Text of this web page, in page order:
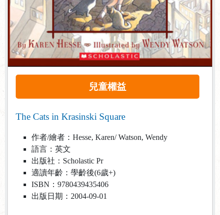
兒童權益
The Cats in Krasinski Square
作者/繪者：Hesse, Karen/ Watson, Wendy
語言：英文
出版社：Scholastic Pr
適讀年齡：學齡後(6歲+)
ISBN：9780439435406
出版日期：2004-09-01